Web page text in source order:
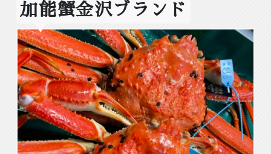
加能蟹金沢ブランド